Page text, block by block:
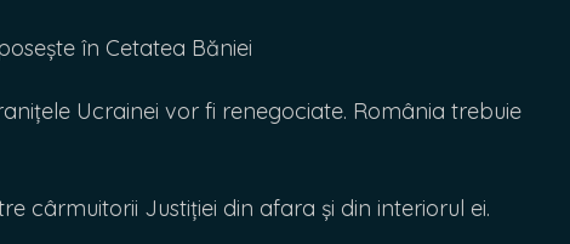
în Cetatea Băniei
Ucrainei vor fi renegociate. România trebuie
cârmuitorii Justiției din afara și din interiorul ei.